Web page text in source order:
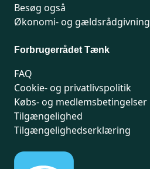
Besøg også
Økonomi- og gældsrådgivning
Forbrugerrådet Tænk
FAQ
Cookie- og privatlivspolitik
Købs- og medlemsbetingelser
Tilgængelighed
Tilgængelighedserklæring